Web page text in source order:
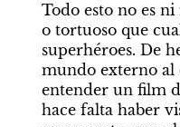
Todo esto no es
o tortuoso que
superhéroes. De
mundo externo al
entender un film
hace falta haber